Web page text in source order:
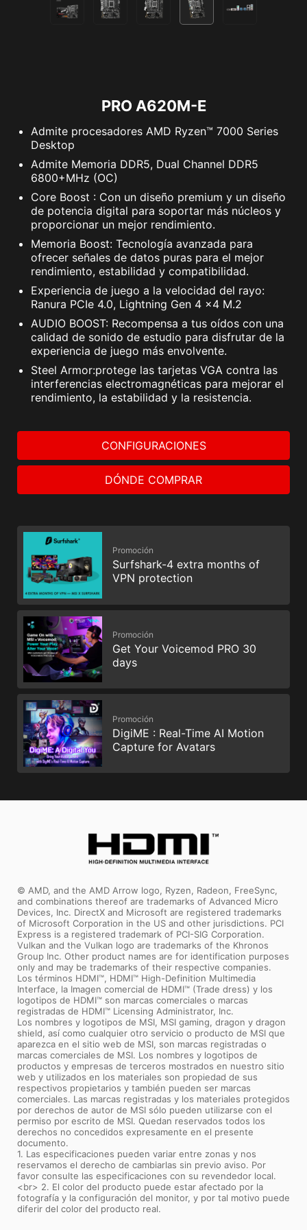
PRO A620M-E
Admite procesadores AMD Ryzen™ 7000 Series
Desktop
Admite Memoria DDR5, Dual Channel DDR5
6800+MHz (OC)
Core Boost : Con un diseño premium y un diseño
de potencia digital para soportar más núcleos y
proporcionar un mejor rendimiento.
Memoria Boost: Tecnología avanzada para
ofrecer señales de datos puras para el mejor
rendimiento, estabilidad y compatibilidad.
Experiencia de juego a la velocidad del rayo:
Ranura PCIe 4.0, Lightning Gen 4 x4 M.2
AUDIO BOOST: Recompensa a tus oídos con una
calidad de sonido de estudio para disfrutar de la
experiencia de juego más envolvente.
Steel Armor:protege las tarjetas VGA contra las
interferencias electromagnéticas para mejorar el
rendimiento, la estabilidad y la resistencia.
CONFIGURACIONES
DÓNDE COMPRAR
Promoción
Surfshark-4 extra months of
VPN protection
Promoción
Get Your Voicemod PRO 30
days
Promoción
DigiME : Real-Time AI Motion
Capture for Avatars
© AMD, and the AMD Arrow logo, Ryzen, Radeon, FreeSync,
and combinations thereof are trademarks of Advanced Micro
Devices, Inc. DirectX and Microsoft are registered trademarks
of Microsoft Corporation in the US and other jurisdictions. PCI
Express is a registered trademark of PCI-SIG Corporation.
Vulkan and the Vulkan logo are trademarks of the Khronos
Group Inc. Other product names are for identification purposes
only and may be trademarks of their respective companies.
Los términos HDMI™, HDMI™ High-Definition Multimedia
Interface, la Imagen comercial de HDMI™ (Trade dress) y los
logotipos de HDMI™ son marcas comerciales o marcas
registradas de HDMI™ Licensing Administrator, Inc.
Los nombres y logotipos de MSI, MSI gaming, dragon y dragon
shield, así como cualquier otro servicio o producto de MSI que
aparezca en el sitio web de MSI, son marcas registradas o
marcas comerciales de MSI. Los nombres y logotipos de
productos y empresas de terceros mostrados en nuestro sitio
web y utilizados en los materiales son propiedad de sus
respectivos propietarios y también pueden ser marcas
comerciales. Las marcas registradas y los materiales protegidos
por derechos de autor de MSI sólo pueden utilizarse con el
permiso por escrito de MSI. Quedan reservados todos los
derechos no concedidos expresamente en el presente
documento.
1. Las especificaciones pueden variar entre zonas y nos
reservamos el derecho de cambiarlas sin previo aviso. Por
favor consulte las especificaciones con su revendedor local.
<br> 2. El color del producto puede estar afectado por la
fotografía y la configuración del monitor, y por tal motivo puede
diferir del color del producto real.